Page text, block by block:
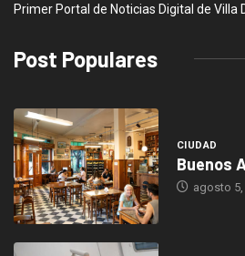
Primer Portal de Noticias Digital de Villa
Post Populares
CIUDAD
Buenos
agosto 5,